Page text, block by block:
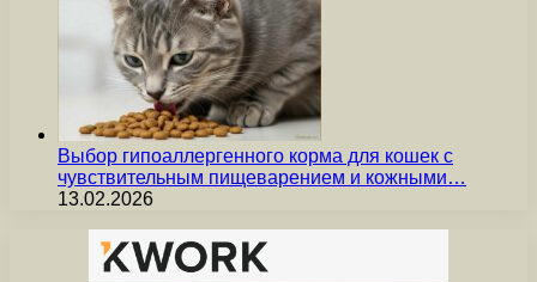
Выбор гипоаллергенного корма для кошек с
чувствительным пищеварением и кожными…
13.02.2026